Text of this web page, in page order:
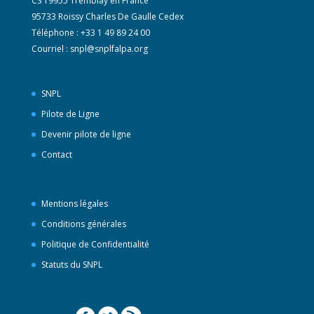
95733 Roissy Charles De Gaulle Cedex
Téléphone : +33 1 49 89 24 00
Courriel : snpl@snplfalpa.org
SNPL
Pilote de Ligne
Devenir pilote de ligne
Contact
Mentions légales
Conditions générales
Politique de Confidentialité
Statuts du SNPL